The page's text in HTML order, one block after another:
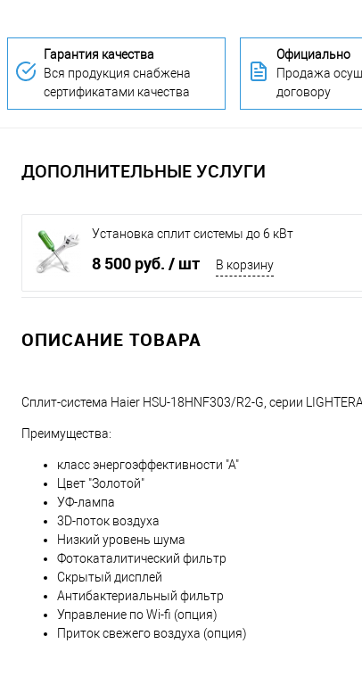
Гарантия качества
Вся продукция снабжена
сертификатами качества
Официально
Продажа
договору
ДОПОЛНИТЕЛЬНЫЕ УСЛУГИ
Установка сплит системы до 6 кВт
8 500 руб. / шт В корзину
ОПИСАНИЕ ТОВАРА
Сплит-система Haier HSU-18HNF303/R2-G, серии
Преимущества:
класс энергоэффективности "А"
Цвет "Золотой"
УФ-лампа
3D-поток воздуха
Низкий уровень шума
Фотокаталитический фильтр
Скрытый дисплей
Антибактериальный фильтр
Управление по Wi-fi (опция)
Приток свежего воздуха (опция)